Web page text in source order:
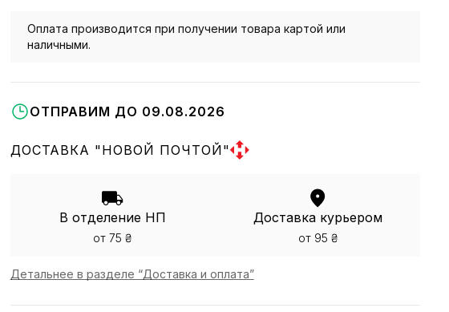
Оплата производится при получении товара картой или
наличными.
ОТПРАВИМ ДО 09.08.2026
ДОСТАВКА "НОВОЙ ПОЧТОЙ"
В отделение НП
от 75 ₴
Доставка курьером
от 95 ₴
Детальнее в разделе “Доставка и оплата”